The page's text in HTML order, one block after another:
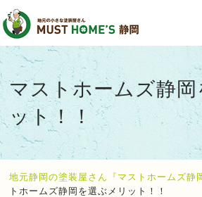
マストホームズ静
ット！！
地元静岡の塗装屋さん『マストホームズ静
トホームズ静岡を選ぶメリット！！